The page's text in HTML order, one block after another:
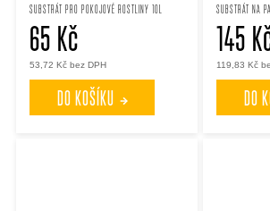
SUBSTRÁT PRO POKOJOVÉ ROSTLINY 10L
53,72 Kč bez DPH
65 Kč
DO KOŠÍKU
SUBSTRÁT NA
119,83 Kč
145
DO